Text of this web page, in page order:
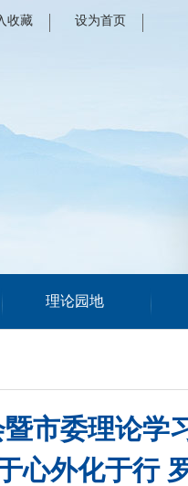
收藏 设为首页
理论园地
市委理论学
心外化于行